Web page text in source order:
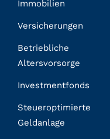
Immobilien
Versicherungen
Betriebliche
Altersvorsorge
Investmentfonds
Steueroptimierte
Geldanlage